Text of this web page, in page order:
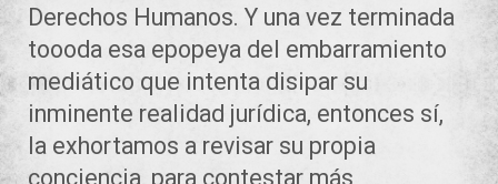
Derechos Humanos. Y una vez terminada
toooda esa epopeya del embarramiento
mediático que intenta disipar su
inminente realidad jurídica, entonces sí,
la exhortamos a revisar su propia
conciencia, para contestar más